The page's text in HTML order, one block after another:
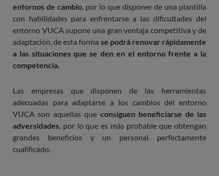
entornos de cambio , por lo que disponer de una plantilla
con habilidades para enfrentarse a las dificultades del
entorno VUCA supone una gran ventaja competitiva y de
adaptación, de esta forma se podrá renovar rápidamente
a las situaciones que se den en el entorno frente a la
competencia.
Las empresas que disponen de las herramientas
adecuadas para adaptarse a los cambios del entorno
VUCA son aquellas que consiguen beneficiarse de las
adversidades , por lo que es más probable que obtengan
grandes beneficios y un personal perfectamente
cualificado.